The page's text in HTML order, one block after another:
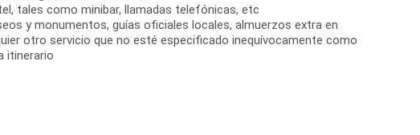
tales como minibar, llamadas telefónicas, etc
y monumentos, guías oficiales locales, almuerzos extra en
otro servicio que no esté especificado inequívocamente como
itinerario